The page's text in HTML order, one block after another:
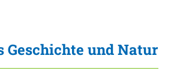
Geschichte und Natur